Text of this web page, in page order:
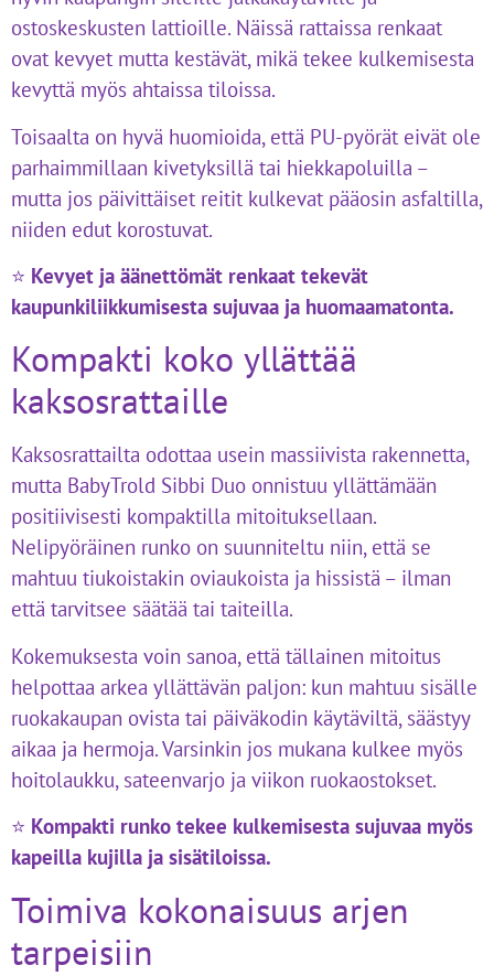
ostoskeskusten lattioille. Näissä rattaissa renkaat
ovat kevyet mutta kestävät, mikä tekee kulkemisesta
kevyttä myös ahtaissa tiloissa.
Toisaalta on hyvä huomioida, että PU-pyörät eivät ole
parhaimmillaan kivetyksillä tai hiekkapoluilla –
mutta jos päivittäiset reitit kulkevat pääosin asfaltilla,
niiden edut korostuvat.
⭐ Kevyet ja äänettömät renkaat tekevät
kaupunkiliikkumisesta sujuvaa ja huomaamatonta.
Kompakti koko yllättää
kaksosrattaille
Kaksosrattailta odottaa usein massiivista rakennetta,
mutta BabyTrold Sibbi Duo onnistuu yllättämään
positiivisesti kompaktilla mitoituksellaan.
Nelipyöräinen runko on suunniteltu niin, että se
mahtuu tiukoistakin oviaukoista ja hissistä – ilman
että tarvitsee säätää tai taiteilla.
Kokemuksesta voin sanoa, että tällainen mitoitus
helpottaa arkea yllättävän paljon: kun mahtuu sisälle
ruokakaupan ovista tai päiväkodin käytäviltä, säästyy
aikaa ja hermoja. Varsinkin jos mukana kulkee myös
hoitolaukku, sateenvarjo ja viikon ruokaostokset.
⭐ Kompakti runko tekee kulkemisesta sujuvaa myös
kapeilla kujilla ja sisätiloissa.
Toimiva kokonaisuus arjen
tarpeisiin